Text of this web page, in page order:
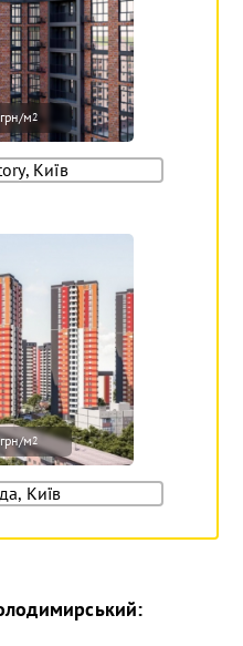
м2
Київ
м2
Київ
: